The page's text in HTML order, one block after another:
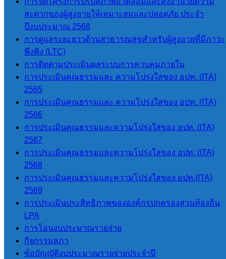
สะดวกของผู้สูงอายุให้เหมาะสมและปลอดภัย ประจำ
ปีงบประมาณ 2568
การดูแลระยะยาวด้านสาธารณสุขสำหรับผู้สูงอายุที่มีภาวะ
พึ่งพิง (LTC)
การติดตามประเมินผลระบบการควบคุมภายใน
การประเมินคุณธรรมและ ความโปร่งใสของ อปท. (ITA)
2565
การประเมินคุณธรรมและ ความโปร่งใสของ อปท. (ITA)
2566
การประเมินคุณธรรมและความโปร่งใสของ อปท. (ITA)
2567
การประเมินคุณธรรมและความโปร่งใสของ อปท. (ITA)
2568
การประเมินคุณธรรมและความโปร่งใสของ อปท.(ITA)
2569
การประเมินประสิทธิภาพขององค์กรปกครองส่วนท้องถิ่น
LPA
การโอนงบประมาณรายจ่าย
กิจกรรมสภา
ข้อบัญญัติงบประมาณรายจ่ายประจำปี
มะผ้า ณ หอประชุมอำเภอ
ปางมะผ้า จังหวัด
แม่ฮ่องสอน
จำนวนผู้อ่าน : 220
นายโอฬาร ปาริฉัตรพงศ์
นายกองค์การบริหารส่วนตำบลสบป่อง
โทร 080-034-6787
เมนูหลัก